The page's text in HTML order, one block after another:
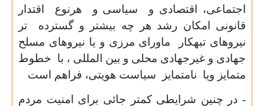
اجتماعی، اقتصادی و سیاسی و هرنوع اقتدار
قانونی امکان رشد هر چه بیشتر و گسترده تر
نیروهای تبهکار ماورای مرزی و یا نیروهای مسلح
جهادی و غیرجهادی محلی و بین المللی ، با خطوط
متمایز ویا نامتمایز سیاست هویتی، فراهم است
- در چنین شرایطی کمتر جائی برای امنیت مردم